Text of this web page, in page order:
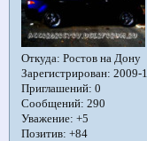
Откуда: Ростов на Дону
Зарегистрирован: 2009-
Приглашений: 0
Сообщений: 290
Уважение: +5
Позитив: +84